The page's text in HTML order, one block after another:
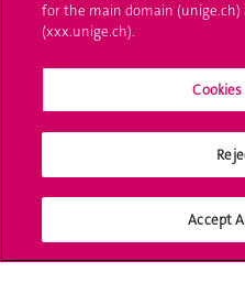
UNIGE Mobile
Médias sociaux UNIGE
for the main domain (unige.ch)
(xxx.unige.ch).
Accept